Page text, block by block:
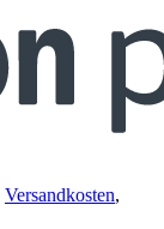
Versandkosten,